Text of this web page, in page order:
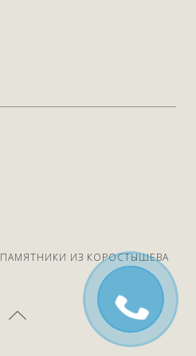
ПАМЯТНИКИ ИЗ КОРОСТЫШЕВА